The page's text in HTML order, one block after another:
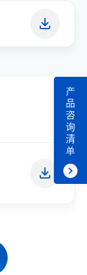
产
品
咨
询
清
单